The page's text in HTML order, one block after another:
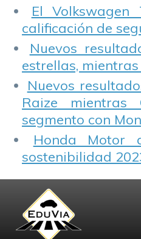
El
calificación de
Nuevos
estrellas,
Nuevos
Raize
segmento con
Honda Motor
sostenibilidad